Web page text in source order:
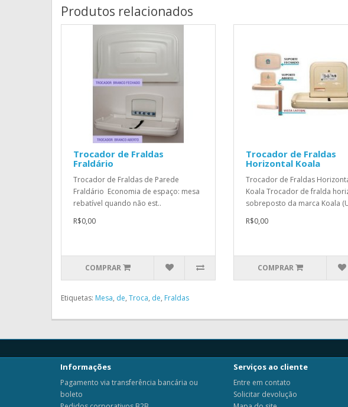
Produtos relacionados
Trocador de Fraldas
Fraldário
Trocador de Fraldas de Parede
Fraldário Economia de espaço: mesa
rebatível quando não est..
R$0,00
COMPRAR
Trocador de Fraldas
Horizontal Koala
Trocador de Fraldas
Koala Trocador de fralda
sobreposto da marca Koala
R$0,00
COMPRAR
Etiquetas: Mesa, de, Troca, de, Fraldas
Informações
Pagamento via transferência bancária ou
boleto
Serviços ao cliente
Entre em contato
Solicitar devolução